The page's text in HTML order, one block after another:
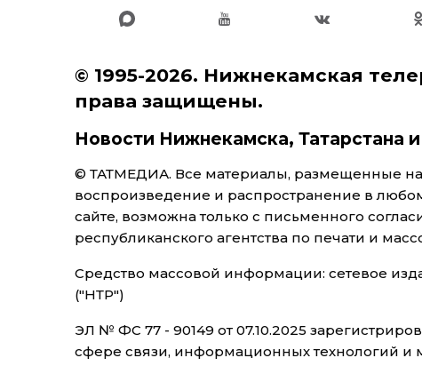
© 1995-2026. Нижнекамская
права защищены.
Новости Нижнекамска,
© ТАТМЕДИА. Все материалы, размещенные
воспроизведение и распространение в
сайте, возможна только с письменного
республиканского агентства по печати и
Средство массовой информации: сетевое
("НТР")
ЭЛ № ФС 77 - 90149 от 07.10.2025
сфере связи, информационных технологий и